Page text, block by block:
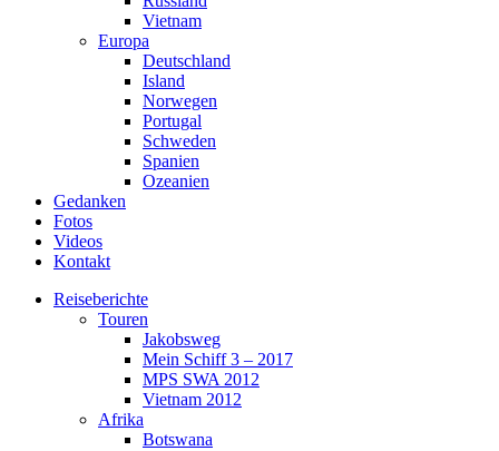
Vietnam
Europa
Deutschland
Island
Norwegen
Portugal
Schweden
Spanien
Ozeanien
Gedanken
Fotos
Videos
Kontakt
Reiseberichte
Touren
Jakobsweg
Mein Schiff 3 – 2017
MPS SWA 2012
Vietnam 2012
Afrika
Botswana